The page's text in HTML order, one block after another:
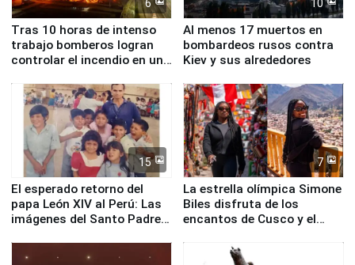
6
Tras 10 horas de intenso
trabajo bomberos logran
controlar el incendio en una
de Chile
10
Al menos 17 muertos en
bombardeos rusos contra
Kiev y sus alrededores
15
El esperado retorno del
papa León XIV al Perú: Las
imágenes del Santo Padre
7
La estrella olímpica Simone
Biles disfruta de los
encantos de Cusco y el